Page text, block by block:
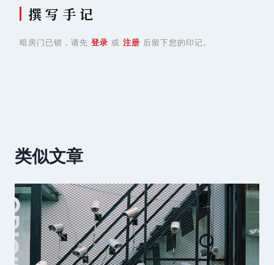
撰 写 手 记
暗房门已锁，请先 登录 或 注册 后留下您的印记。
类似文章